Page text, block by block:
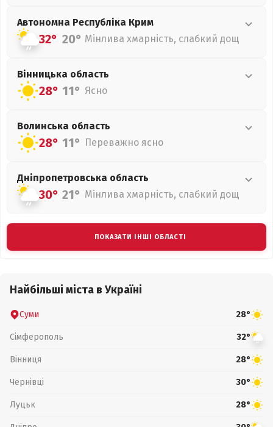
Автономна Республіка Крим
32° 20° Мінлива хмарність, слабкий дощ
Вінницька область
28° 11° Ясно
Волинська область
28° 11° Переважно ясно
Дніпропетровська область
30° 21° Мінлива хмарність, слабкий дощ
ПОКАЗАТИ ІНШІ ОБЛАСТІ
Найбільші міста в Україні
Суми 28°
Сімферополь 32°
Вінниця 28°
Чернівці 30°
Луцьк 28°